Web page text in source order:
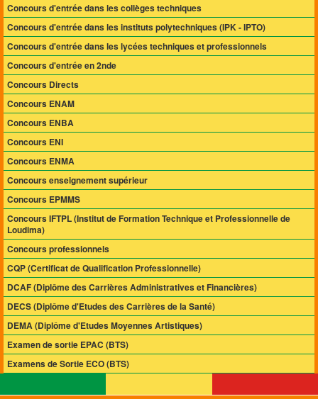
Concours d'entrée dans les collèges techniques
Concours d'entrée dans les instituts polytechniques (IPK - IPTO)
Concours d'entrée dans les lycées techniques et professionnels
Concours d'entrée en 2nde
Concours Directs
Concours ENAM
Concours ENBA
Concours ENI
Concours ENMA
Concours enseignement supérieur
Concours EPMMS
Concours IFTPL (Institut de Formation Technique et Professionnelle de
Loudima)
Concours professionnels
CQP (Certificat de Qualification Professionnelle)
DCAF (Diplôme des Carrières Administratives et Financières)
DECS (Diplôme d'Etudes des Carrières de la Santé)
DEMA (Diplôme d'Etudes Moyennes Artistiques)
Examen de sortie EPAC (BTS)
Examens de Sortie ECO (BTS)